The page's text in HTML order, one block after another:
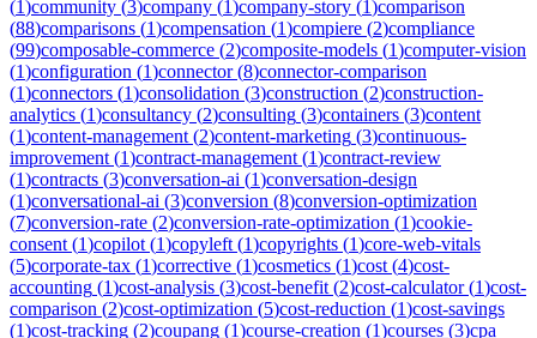
(1)community (3)company (1)company-story (1)comparison
(88)comparisons (1)compensation (1)compiere (2)compliance
(99)composable-commerce (2)composite-models (1)computer-vision
(1)configuration (1)connector(8)connector-comparison
(1)connectors (1)consolidation (3)construction (2)construction-
analytics (1)consultancy (2)consulting (3)containers (3)content
(1)content-management (2)content-marketing (3)continuous-
improvement (1)contract-management (1)contract-review
(1)contracts (3)conversation-ai (1)conversation-design
(1)conversational-ai (3)conversion (8)conversion-optimization
(7)conversion-rate (2)conversion-rate-optimization (1)cookie-
consent (1)copilot (1)copyleft (1)copyrights (1)core-web-vitals
(5)corporate-tax (1)corrective (1)cosmetics (1)cost (4)cost-
accounting (1)cost-analysis (3)cost-benefit (2)cost-calculator(1)cost-
comparison (2)cost-optimization (5)cost-reduction (1)cost-savings
(1)cost-tracking (2)coupang (1)course-creation (1)courses (3)cpa